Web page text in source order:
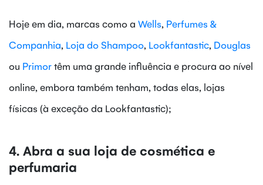
Hoje em dia, marcas como a Wells, Perfumes &
Companhia, Loja do Shampoo, Lookfantastic, Douglas
ou Primortêm uma grande influência e procura ao nível
online, embora também tenham, todas elas, lojas
físicas (à exceção da Lookfantastic);
4. Abra a sua loja de cosmética e
perfumaria